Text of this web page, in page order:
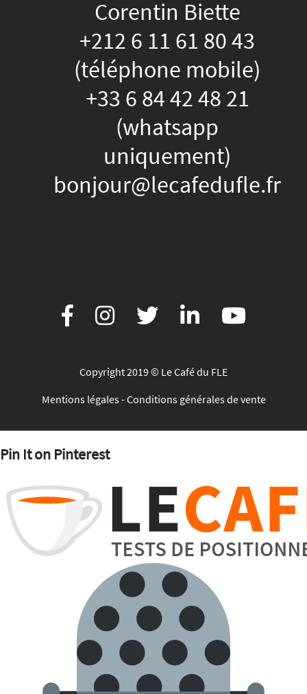
Corentin Biette
+212 6 11 61 80 43
(téléphone mobile)
+33 6 84 42 48 21
(whatsapp
uniquement)
bonjour@lecafedufle.fr
Copyright 2019 © Le Café du FLE
Mentions légales-Conditions générales de vente
Pin It on Pinterest